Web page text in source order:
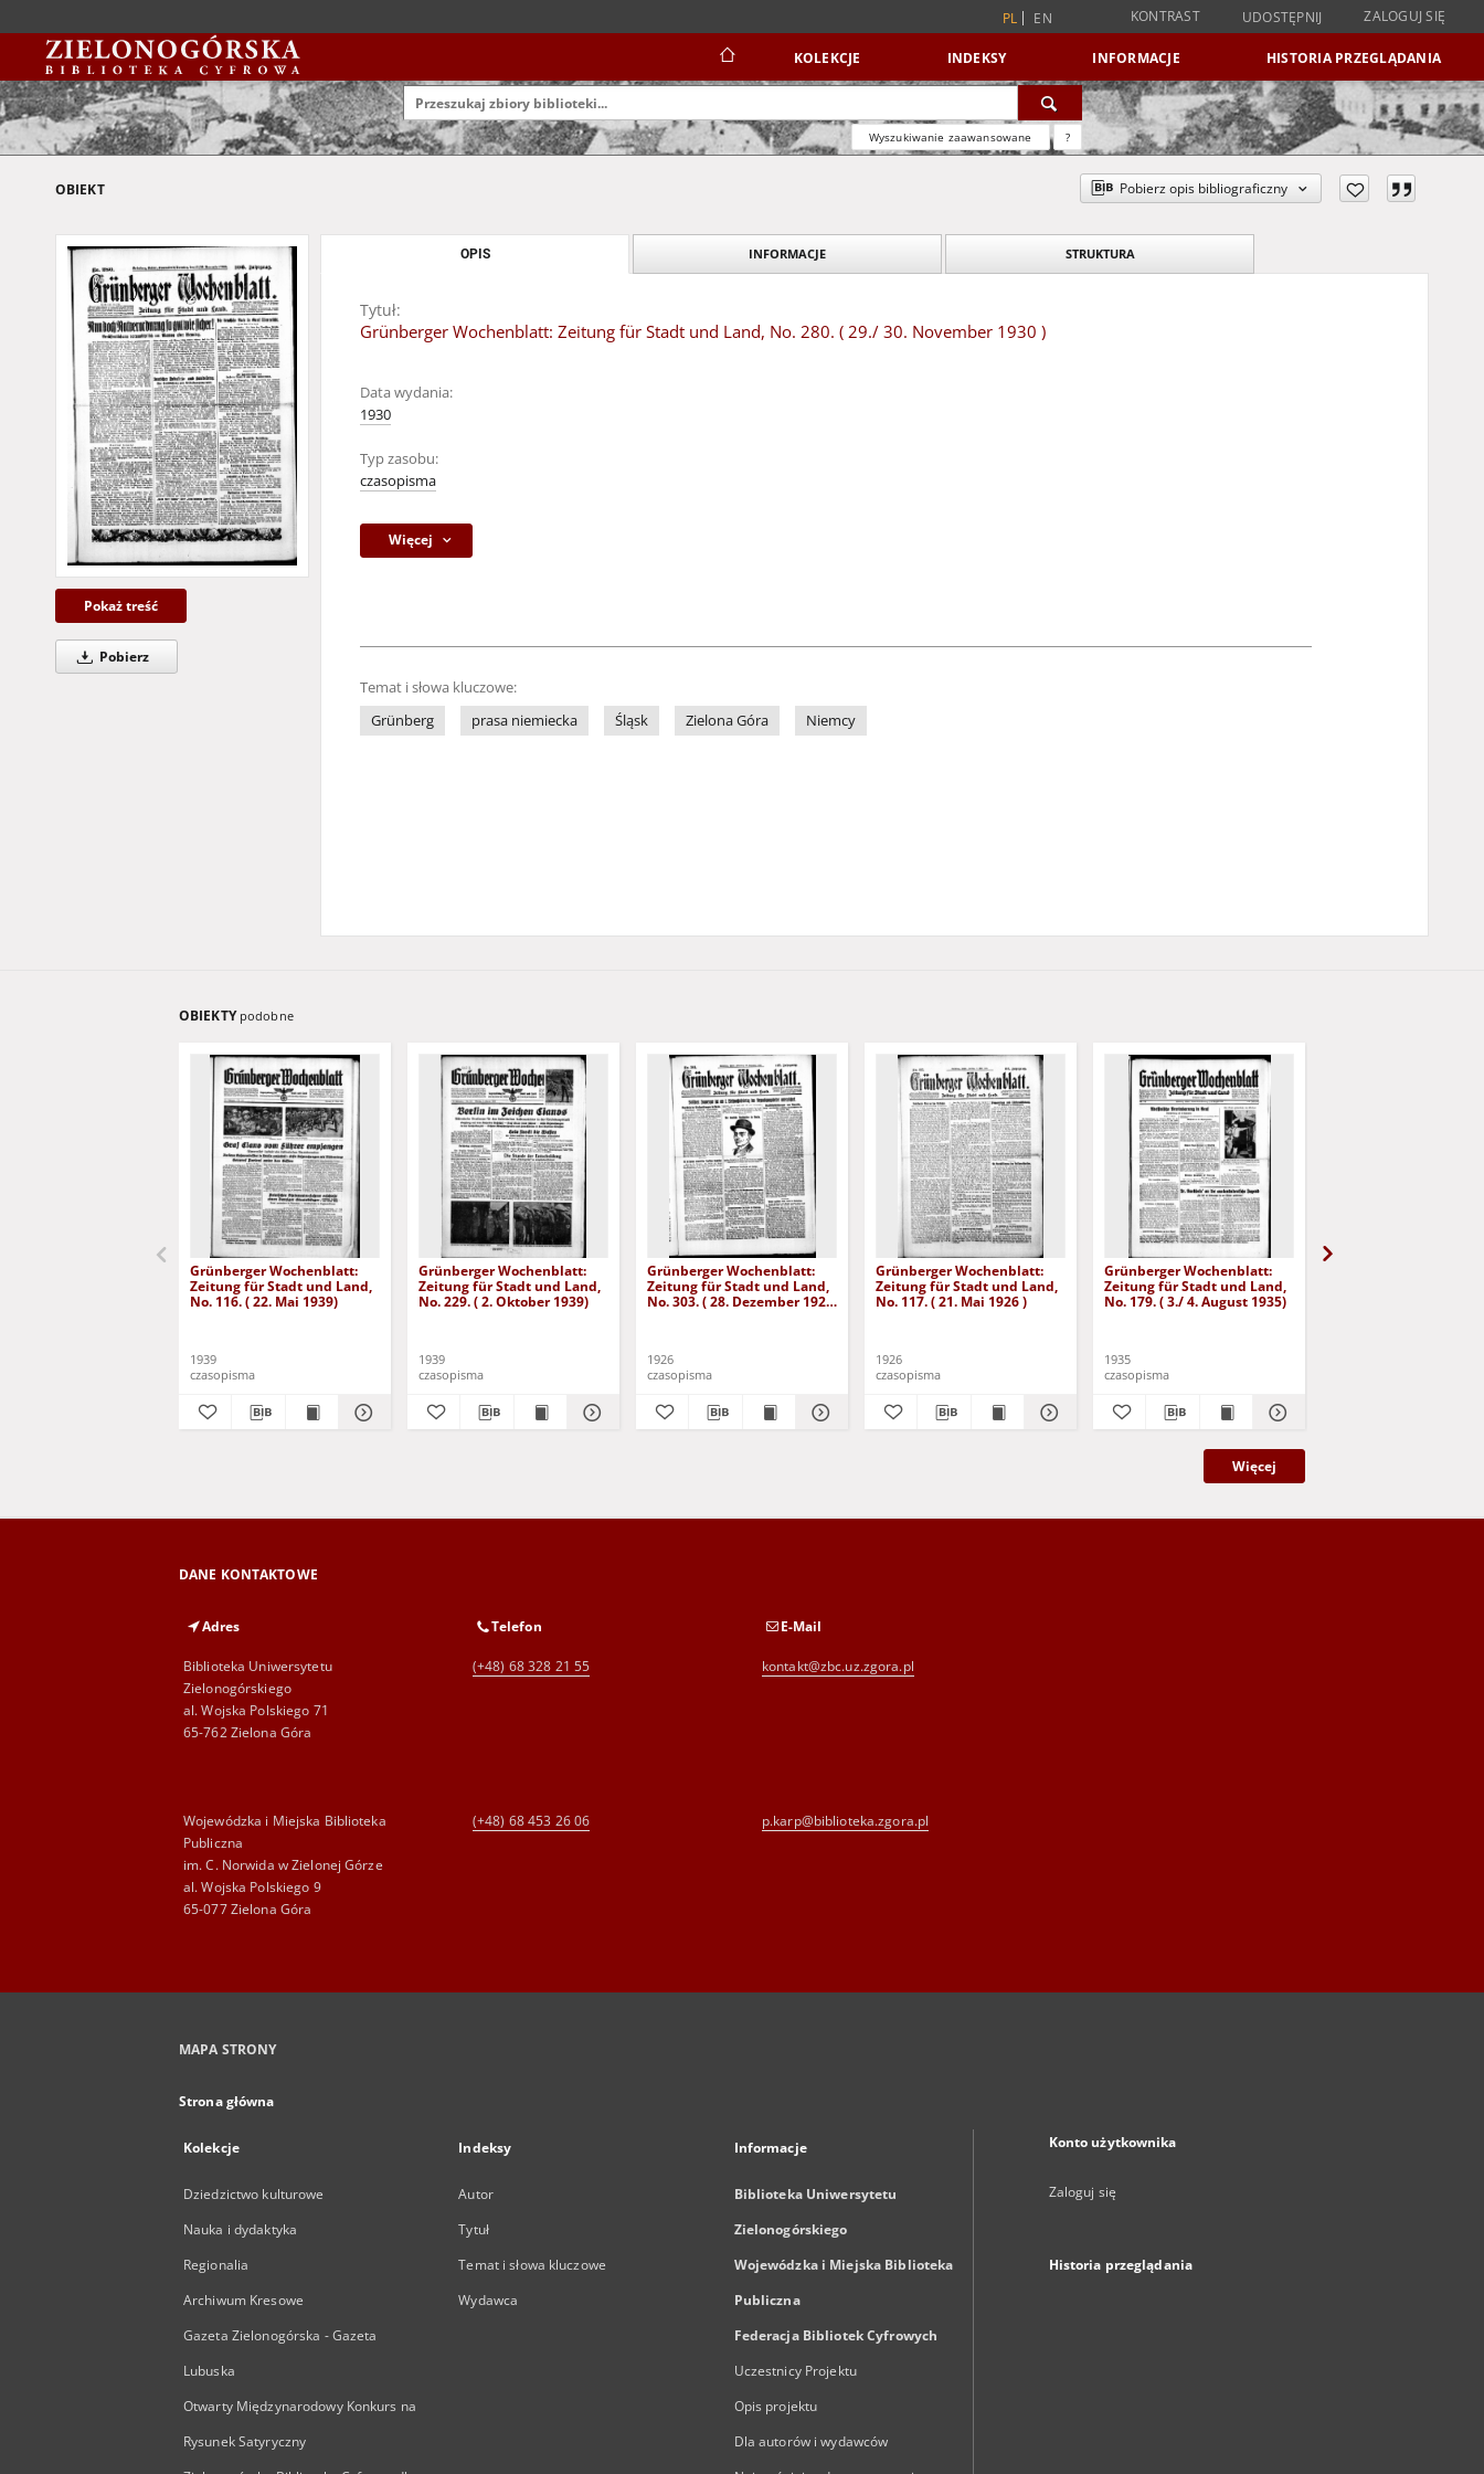
PL EN KONTRAST UDOSTĘPNIJ ZALOGUJ SIĘ
KOLEKCJE INDEKSY INFORMACJE HISTORIA PRZEGLĄDANIA
Wyszukiwanie zaawansowane ?
OBIEKT Pobierz opis bibliograficzny
Pokaż treść
Pobierz
OPIS INFORMACJE STRUKTURA
Tytuł:
Grünberger Wochenblatt: Zeitung für Stadt und Land, No. 280. ( 29./ 30. November 1930 )
Data wydania:
1930
Typ zasobu:
czasopisma
Więcej
Temat i słowa kluczowe:
Grünberg
prasa niemiecka Śląsk Zielona Góra Niemcy
OBIEKTY podobne
Grünberger Wochenblatt:
Zeitung für Stadt und Land,
No. 116. ( 22. Mai 1939)
1939
czasopisma
Grünberger Wochenblatt:
Zeitung für Stadt und Land,
No. 229. ( 2. Oktober 1939)
1939
czasopisma
Grünberger Wochenblatt:
Zeitung für Stadt und Land,
No. 303. ( 28. Dezember 1926
1926
czasopisma
Grünberger Wochenblatt:
Zeitung für Stadt und Land,
No. 117. ( 21. Mai 1926 )
1926
czasopisma
Grünberger Wochenblatt:
Zeitung für Stadt und Land,
No. 179. ( 3./ 4. August 1935)
1935
czasopisma
Więcej
DANE KONTAKTOWE
Adres
Biblioteka Uniwersytetu
Zielonogórskiego
al. Wojska Polskiego 71
65-762 Zielona Góra
Telefon
(+48) 68 328 21 55
E-Mail
kontakt@zbc.uz.zgora.pl
Wojewódzka i Miejska Biblioteka
Publiczna
im. C. Norwida w Zielonej Górze
al. Wojska Polskiego 9
65-077 Zielona Góra
(+48) 68 453 26 06 p.karp@biblioteka.zgora.pl
MAPA STRONY
Strona główna
Kolekcje
Dziedzictwo kulturowe
Nauka i dydaktyka
Regionalia
Archiwum Kresowe
Gazeta Zielonogórska - Gazeta
Lubuska
Otwarty Międzynarodowy Konkurs na
Rysunek Satyryczny
Indeksy
Autor
Tytuł
Temat i słowa kluczowe
Wydawca
Informacje
Biblioteka Uniwersytetu
Zielonogórskiego
Wojewódzka i Miejska Biblioteka
Publiczna
Federacja Bibliotek Cyfrowych
Uczestnicy Projektu
Opis projektu
Dla autorów i wydawców
Konto użytkownika
Zaloguj się
Historia przeglądania